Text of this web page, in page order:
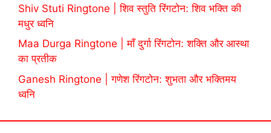
Shiv Stuti Ringtone | शिव स्तुति रिंगटोन: शिव भक्ति की
मधुर ध्वनि
Maa Durga Ringtone | माँ दुर्गा रिंगटोन: शक्ति और आस्था
का प्रतीक
Ganesh Ringtone | गणेश रिंगटोन: शुभता और भक्तिमय
ध्वनि